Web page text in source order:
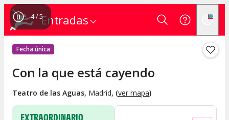
Entradas
4/5
Fecha única
Con la que está cayendo
Teatro de las Aguas, Madrid, (ver mapa)
EXTRAORDINARIO